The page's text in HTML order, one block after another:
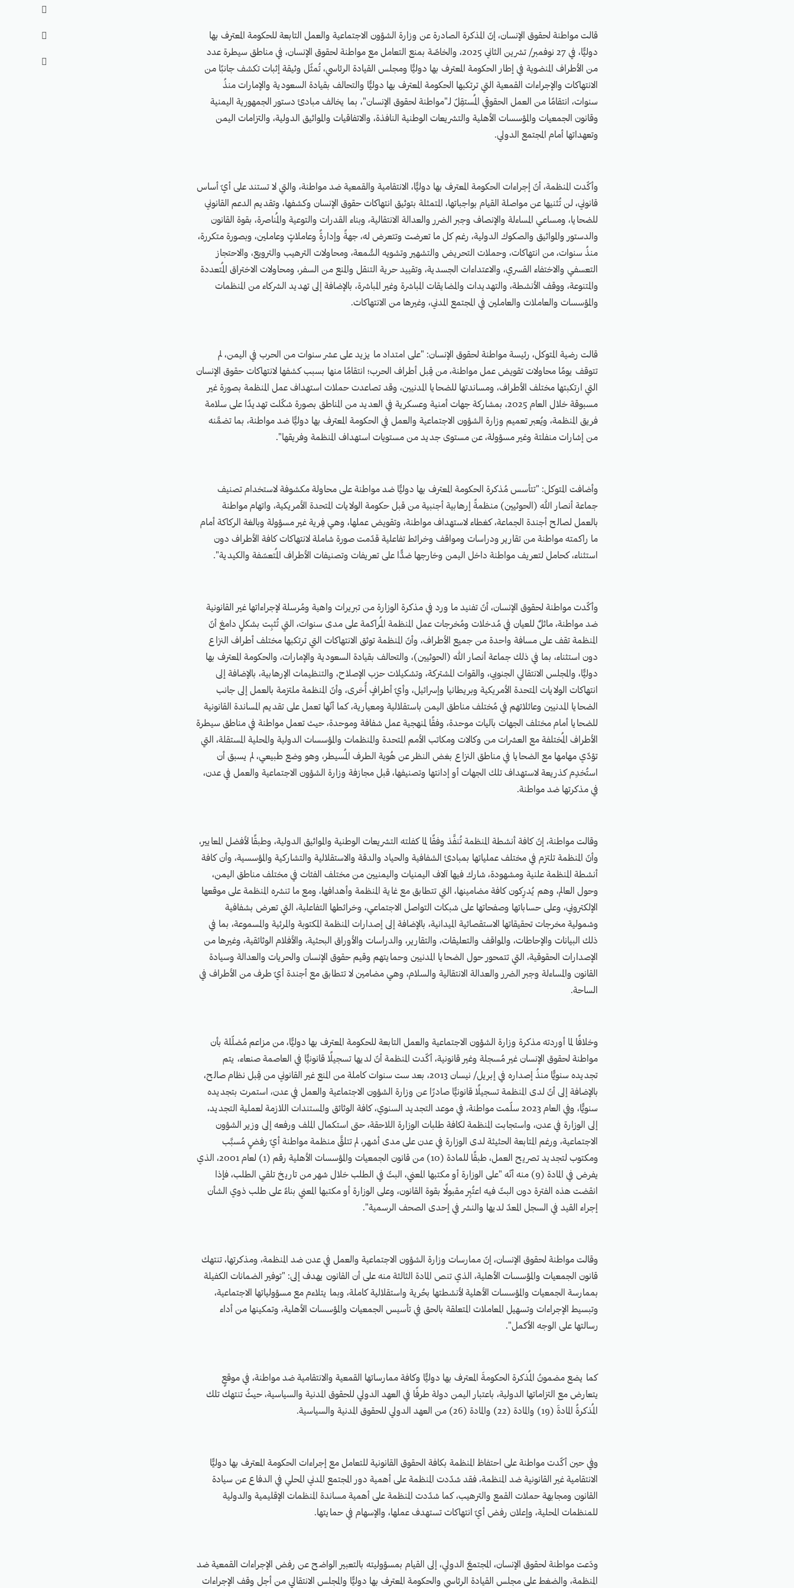



قالت مواطنة لحقوق الإنسان، إنّ المذكرة الصادرة عن وزارة الشؤون الاجتماعية والعمل التابعة للحكومة المعترف بها
دوليًّا، في 27 نوفمبر/ تشرين الثاني 2025، والخاصّة بمنع التعامل مع مواطنة لحقوق الإنسان، في مناطق سيطرة عدد
من الأطراف المنضوية في إطار الحكومة المعترف بها دوليًّا ومجلس القيادة الرئاسي، تُمثّل وثيقة إثبات تكشف جانبًا من
الانتهاكات والإجراءات القمعية التي ترتكبها الحكومة المعترف بها دوليًّا والتحالف بقيادة السعودية والإمارات منذُ
سنوات، انتقامًا من العمل الحقوقي المُستقِلّ لـ"مواطنة لحقوق الإنسان"، بما يخالف مبادئ دستور الجمهورية اليمنية
وقانون الجمعيات والمؤسسات الأهلية والتشريعات الوطنية النافذة، والاتفاقيات والمواثيق الدولية، والتزامات اليمن
وتعهداتها أمام المجتمع الدولي.
وأكّدت المنظمة، أنّ إجراءات الحكومة المعترف بها دوليًّا، الانتقامية والقمعية ضد مواطنة، والتي لا تستند على أيّ أساس
قانوني، لن تُثنيها عن مواصلة القيام بواجباتها، المتمثلة بتوثيق انتهاكات حقوق الإنسان وكشفها، وتقديم الدعم القانوني
للضحايا، ومساعي المساءلة والإنصاف وجبر الضرر والعدالة الانتقالية، وبناء القدرات والتوعية والمُناصرة، بقوة القانون
والدستور والمواثيق والصكوك الدولية، رغم كل ما تعرضت وتتعرض له، جهةً وإدارةً وعاملاتٍ وعاملين، وبصورة متكررة،
منذُ سنوات، من انتهاكات، وحملات التحريض والتشهير وتشويه السُّمعة، ومحاولات الترهيب والترويع، والاحتجاز
التعسفي والاختفاء القسري، والاعتداءات الجسدية، وتقييد حرية التنقل والمنع من السفر، ومحاولات الاختراق المُتعددة
والمتنوعة، ووقف الأنشطة، والتهديدات والمضايقات المباشرة وغير المباشرة، بالإضافة إلى تهديد الشركاء من المنظمات
والمؤسسات والعاملات والعاملين في المجتمع المدني، وغيرها من الانتهاكات.
قالت رضية المتوكل، رئيسة مواطنة لحقوق الإنسان: "على امتداد ما يزيد على عشر سنوات من الحرب في اليمن، لم
تتوقف يومًا محاولات تقويض عمل مواطنة، من قِبل أطراف الحرب؛ انتقامًا منها بسبب كشفها لانتهاكات حقوق الإنسان
التي ارتكبتها مختلف الأطراف، ومساندتها للضحايا المدنيين، وقد تصاعدت حملات استهداف عمل المنظمة بصورة غير
مسبوقة خلال العام 2025، بمشاركة جهات أمنية وعسكرية في العديد من المناطق بصورة شكّلت تهديدًا على سلامة
فريق المنظمة، ويُعبر تعميم وزارة الشؤون الاجتماعية والعمل في الحكومة المعترف بها دوليًّا ضد مواطنة، بما تضمَّنه
من إشارات منفلتة وغير مسؤولة، عن مستوى جديد من مستويات استهداف المنظمة وفريقها".
وأضافت المتوكل: "تتأسس مُذكرة الحكومة المعترف بها دوليًّا ضد مواطنة على محاولة مكشوفة لاستخدام تصنيف
جماعة أنصار الله (الحوثيين) منظمةً إرهابية أجنبية من قبل حكومة الولايات المتحدة الأمريكية، واتهام مواطنة
بالعمل لصالح أجندة الجماعة، كغطاء لاستهداف مواطنة، وتقويض عملها، وهي فِرية غير مسؤولة وبالغة الركاكة أمام
ما راكمته مواطنة من تقارير ودراسات ومواقف وخرائط تفاعلية قدّمت صورة شاملة لانتهاكات كافة الأطراف دون
استثناء، كحامل لتعريف مواطنة داخل اليمن وخارجها ضدًّا على تعريفات وتصنيفات الأطراف المُتعسّفة والكيدية".
وأكّدت مواطنة لحقوق الإنسان، أنّ تفنيد ما ورد في مذكرة الوزارة من تبريرات واهية ومُرسلة لإجراءاتها غير القانونية
ضد مواطنة، ماثلٌ للعيان في مُدخلات ومُخرجات عمل المنظمة المُراكمة على مدى سنوات، التي تُثبِت بشكلٍ دامغ أنّ
المنظمة تقف على مسافة واحدة من جميع الأطراف، وأنّ المنظمة توثق الانتهاكات التي ترتكبها مختلف أطراف النزاع
دون استثناء، بما في ذلك جماعة أنصار الله (الحوثيين)، والتحالف بقيادة السعودية والإمارات، والحكومة المعترف بها
دوليًّا، والمجلس الانتقالي الجنوبي، والقوات المشتركة، وتشكيلات حزب الإصلاح، والتنظيمات الإرهابية، بالإضافة إلى
انتهاكات الولايات المتحدة الأمريكية وبريطانيا وإسرائيل، وأيّ أطرافٍ أُخرى، وأنّ المنظمة ملتزمة بالعمل إلى جانب
الضحايا المدنيين وعائلاتهم في مُختلف مناطق اليمن باستقلالية ومعيارية، كما أنّها تعمل على تقديم المساندة القانونية
للضحايا أمام مختلف الجهات بآليات موحدة، وفقًا لمنهجية عمل شفافة وموحدة، حيث تعمل مواطنة في مناطق سيطرة
الأطراف المُختلفة مع العشرات من وكالات ومكاتب الأمم المتحدة والمنظمات والمؤسسات الدولية والمحلية المستقلة، التي
تؤدّي مهامها مع الضحايا في مناطق النزاع بغض النظر عن هُوية الطرف المُسيطر، وهو وضع طبيعي، لم يسبق أن
استُخدِم كذريعة لاستهداف تلك الجهات أو إدانتها وتصنيفها، قبل مجازفة وزارة الشؤون الاجتماعية والعمل في عدن،
في مذكرتها ضد مواطنة.
وقالت مواطنة، إنّ كافة أنشطة المنظمة تُنفَّذ وفقًا لما كفلته التشريعات الوطنية والمواثيق الدولية، وطبقًا لأفضل المعايير،
وأنّ المنظمة تلتزم في مختلف عملياتها بمبادئ الشفافية والحياد والدقة والاستقلالية والتشاركية والمؤسسية، وأن كافة
أنشطة المنظمة علنية ومشهودة، شارك فيها آلاف اليمنيات واليمنيين من مختلف الفئات في مختلف مناطق اليمن،
وحول العالم، وهم يُدرِكون كافة مضامينها، التي تتطابق مع غاية المنظمة وأهدافها، ومع ما تنشره المنظمة على موقعها
الإلكتروني، وعلى حساباتها وصفحاتها على شبكات التواصل الاجتماعي، وخرائطها التفاعلية، التي تعرض بشفافية
وشمولية مخرجات تحقيقاتها الاستقصائية الميدانية، بالإضافة إلى إصدارات المنظمة المكتوبة والمرئية والمسموعة، بما في
ذلك البيانات والإحاطات، والمواقف والتعليقات، والتقارير، والدراسات والأوراق البحثية، والأفلام الوثائقية، وغيرها من
الإصدارات الحقوقية، التي تتمحور حول الضحايا المدنيين وحمايتهم وقيم حقوق الإنسان والحريات والعدالة وسيادة
القانون والمساءلة وجبر الضرر والعدالة الانتقالية والسلام، وهي مضامين لا تتطابق مع أجندة أيّ طرف من الأطراف في
الساحة.
وخلافًا لما أوردته مذكرة وزارة الشؤون الاجتماعية والعمل التابعة للحكومة المعترف بها دوليًّا، من مزاعم مُضلّلة بأن
مواطنة لحقوق الإنسان غير مُسجلة وغير قانونية، أكّدت المنظمة أنّ لديها تسجيلًا قانونيًّا في العاصمة صنعاء، يتم
تجديده سنويًّا منذُ إصداره في إبريل/ نيسان 2013، بعد ست سنوات كاملة من المنع غير القانوني من قِبل نظام صالح،
بالإضافة إلى أنّ لدى المنظمة تسجيلًا قانونيًّا صادرًا عن وزارة الشؤون الاجتماعية والعمل في عدن، استمرت بتجديده
سنويًّا، وفي العام 2023 سلّمت مواطنة، في موعد التجديد السنوي، كافة الوثائق والمستندات اللازمة لعملية التجديد،
إلى الوزارة في عدن، واستجابت المنظمة لكافة طلبات الوزارة اللاحقة، حتى استكمال الملف ورفعه إلى وزير الشؤون
الاجتماعية، ورغم المتابعة الحثيثة لدى الوزارة في عدن على مدى أشهر، لم تتلقَّ منظمة مواطنة أيّ رفضٍ مُسبَّب
ومكتوب لتجديد تصريح العمل، طبقًا للمادة (10) من قانون الجمعيات والمؤسسات الأهلية رقم (1) لعام 2001، الذي
يفرض في المادة (9) منه أنّه "على الوزارة أو مكتبها المعني، البتّ في الطلب خلال شهر من تاريخ تلقي الطلب، فإذا
انقضت هذه الفترة دون البتّ فيه اعتُبِر مقبولًا بقوة القانون، وعلى الوزارة أو مكتبها المعني بناءً على طلب ذوي الشأن
إجراء القيد في السجل المعدّ لديها والنشر في إحدى الصحف الرسمية".
وقالت مواطنة لحقوق الإنسان، إنّ ممارسات وزارة الشؤون الاجتماعية والعمل في عدن ضد المنظمة، ومذكرتها، تنتهك
قانون الجمعيات والمؤسسات الأهلية، الذي تنص المادة الثالثة منه على أن القانون يهدف إلى: "توفير الضمانات الكفيلة
بممارسة الجمعيات والمؤسسات الأهلية لأنشطتها بحُرية واستقلالية كاملة، وبما يتلاءم مع مسؤولياتها الاجتماعية،
وتبسيط الإجراءات وتسهيل المعاملات المتعلقة بالحق في تأسيس الجمعيات والمؤسسات الأهلية، وتمكينها من أداء
رسالتها على الوجه الأكمل".
كما يضع مضمونُ المُذكرة الحكومةَ المعترف بها دوليًّا وكافة ممارساتها القمعية والانتقامية ضد مواطنة، في موقعٍ
يتعارض مع التزاماتها الدولية، باعتبار اليمن دولة طرفًا في العهد الدولي للحقوق المدنية والسياسية، حيثُ تنتهك تلك
المُذكرةُ المادةَ (19) والمادة (22) والمادة (26) من العهد الدولي للحقوق المدنية والسياسية.
وفي حين أكّدت مواطنة على احتفاظ المنظمة بكافة الحقوق القانونية للتعامل مع إجراءات الحكومة المعترف بها دوليًّا
الانتقامية غير القانونية ضد المنظمة، فقد شدّدت المنظمة على أهمية دور المجتمع المدني المحلي في الدفاع عن سيادة
القانون ومجابهة حملات القمع والترهيب، كما شدّدت المنظمة على أهمية مساندة المنظمات الإقليمية والدولية
للمنظمات المحلية، وإعلان رفض أيّ انتهاكات تستهدف عملها، والإسهام في حمايتها.
ودَعت مواطنة لحقوق الإنسان، المجتمعَ الدولي، إلى القيام بمسؤوليته بالتعبير الواضح عن رفض الإجراءات القمعية ضد
المنظمة، والضغط على مجلس القيادة الرئاسي والحكومة المعترف بها دوليًّا والمجلس الانتقالي من أجل وقف الإجراءات